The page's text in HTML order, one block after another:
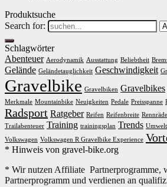
Produktsuche
Search for:
Schlagwörter
Abenteuer Aerodynamik Ausstattung Beliebtheit
Gelände Geländetauglichkeit Geschwindigkeit
Gravelbike Gravelbiken Gravelbikes
Merkmale Mountainbike Neuigkeiten Pedale Preisspanne
Radsport Ratgeber Reifen Reifenbreite
Trailabenteuer Training trainingsplan Trends
Volkswagen Volkswagen R Gravelbike Experience
* Hinweis von gravel-bike.org
* Wir nutzen Affiliate Partnerprogramme,
Partnerprogramm und verdienen an